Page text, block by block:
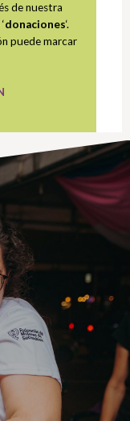
de nuestra
donaciones‘.
puede marcar